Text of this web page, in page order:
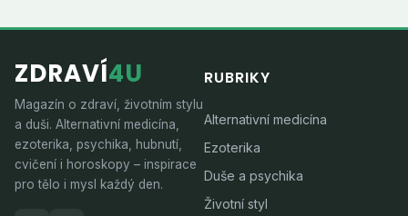
ZDRAVÍ4U
Magazín o zdraví, životním stylu
a duši. Alternativní medicína,
ezoterika, psychika, hubnutí,
cvičení i horoskopy – inspirace
pro tělo i mysl každý den.
RUBRIKY
Alternativní medicína
Ezoterika
Duše a psychika
Životní styl